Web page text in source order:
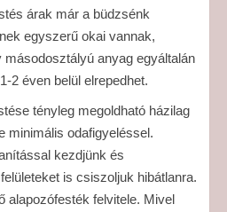
árak már a büdzsénk
egyszerű okai vannak,
anyag egyáltalán
2 éven belül elrepedhet.
tényleg megoldható házilag
minimális odafigyeléssel.
kezdjünk és
is csiszoljuk hibátlanra.
alapozófesték felvitele. Mivel